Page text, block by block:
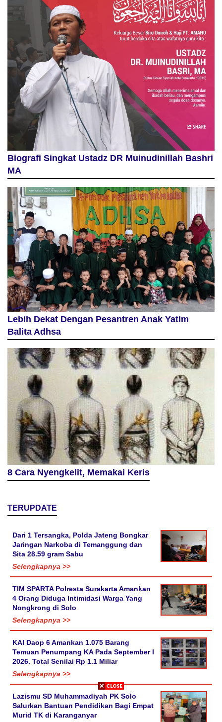
Biografi Singkat Ustadz DR Muinudinillah Bashri
MA
Lebih Dekat Dengan Pesantren Anak Yatim
Balita Adhsa
8 Cara Nyengkelit, Memakai Keris
TERUPDATE
Dari 1 Tersangka, Polda Jateng Bongkar
Jaringan Narkoba di Temanggung dan
Sita 28.59 gram Sabu
Selengkapnya >>
TIM SPARTA Polresta Surakarta Amankan
4 Orang Diduga Intimidasi Warga Yang
Nongkrong di Solo
Selengkapnya >>
KAI Daop 6 Amankan 1.075 Barang
Temuan Penumpang KA Pada September I
2026. Total Senilai Rp 1.1 Miliar
Selengkapnya >>
Lazismu SD Muhammadiyah PK Solo
Salurkan Bantuan Pendidikan Bagi Empat
Murid TK di Karanganyar